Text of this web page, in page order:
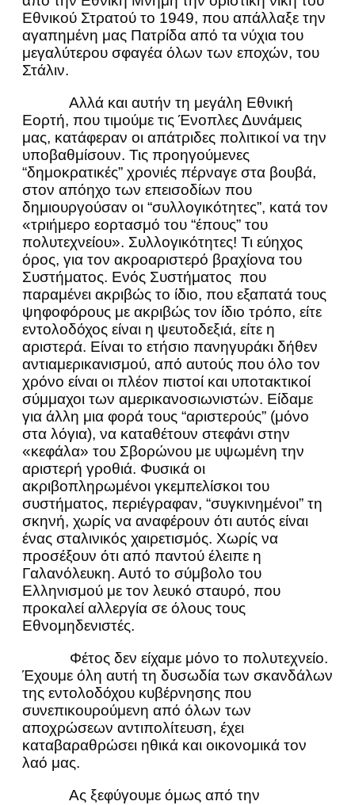
Εθνικού Στρατού το 1949, που απάλλαξε την
αγαπημένη μας Πατρίδα από τα νύχια του
μεγαλύτερου σφαγέα όλων των εποχών, του
Στάλιν.
Αλλά και αυτήν τη μεγάλη Εθνική
Εορτή, που τιμούμε τις Ένοπλες Δυνάμεις
μας, κατάφεραν οι απάτριδες πολιτικοί να την
υποβαθμίσουν. Τις προηγούμενες
“δημοκρατικές” χρονιές πέρναγε στα βουβά,
στον απόηχο των επεισοδίων που
δημιουργούσαν οι “συλλογικότητες”, κατά τον
«τριήμερο εορτασμό του “έπους” του
πολυτεχνείου». Συλλογικότητες! Τι εύηχος
όρος, για τον ακροαριστερό βραχίονα του
Συστήματος. Ενός Συστήματος που
παραμένει ακριβώς το ίδιο, που εξαπατά τους
ψηφοφόρους με ακριβώς τον ίδιο τρόπο, είτε
εντολοδόχος είναι η ψευτοδεξιά, είτε η
αριστερά. Είναι το ετήσιο πανηγυράκι δήθεν
αντιαμερικανισμού, από αυτούς που όλο τον
χρόνο είναι οι πλέον πιστοί και υποτακτικοί
σύμμαχοι των αμερικανοσιωνιστών. Είδαμε
για άλλη μια φορά τους “αριστερούς” (μόνο
στα λόγια), να καταθέτουν στεφάνι στην
«κεφάλα» του Σβορώνου με υψωμένη την
αριστερή γροθιά. Φυσικά οι
ακριβοπληρωμένοι γκεμπελίσκοι του
συστήματος, περιέγραφαν, “συγκινημένοι” τη
σκηνή, χωρίς να αναφέρουν ότι αυτός είναι
ένας σταλινικός χαιρετισμός. Χωρίς να
προσέξουν ότι από παντού έλειπε η
Γαλανόλευκη. Αυτό το σύμβολο του
Ελληνισμού με τον λευκό σταυρό, που
προκαλεί αλλεργία σε όλους τους
Εθνομηδενιστές.
Φέτος δεν είχαμε μόνο το πολυτεχνείο.
Έχουμε όλη αυτή τη δυσωδία των σκανδάλων
της εντολοδόχου κυβέρνησης που
συνεπικουρούμενη από όλων των
αποχρώσεων αντιπολίτευση, έχει
καταβαραθρώσει ηθικά και οικονομικά τον
λαό μας.
Ας ξεφύγουμε όμως από την